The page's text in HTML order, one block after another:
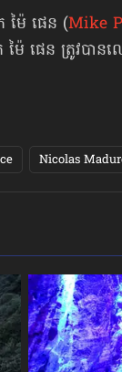
ម៉ៃ ផេន (Mike
ៃ ផេន ត្រូវបាន
Nicolas